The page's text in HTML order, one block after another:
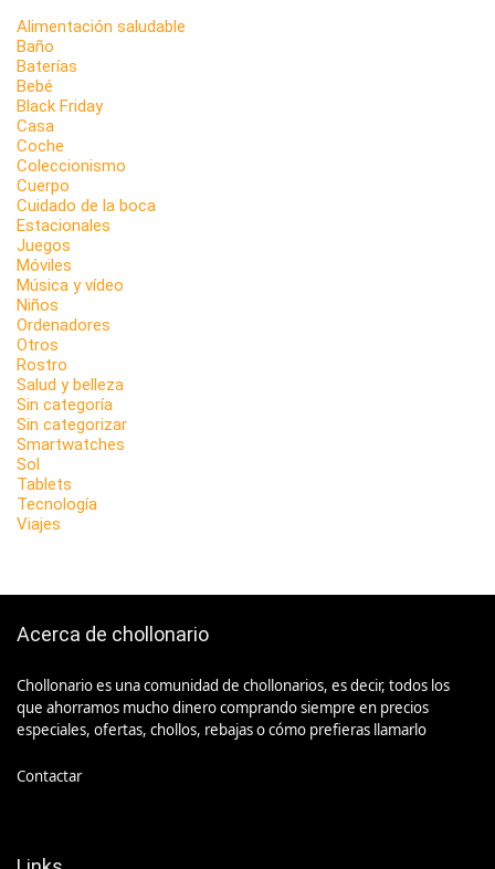
Alimentación saludable
Baño
Baterías
Bebé
Black Friday
Casa
Coche
Coleccionismo
Cuerpo
Cuidado de la boca
Estacionales
Juegos
Móviles
Música y vídeo
Niños
Ordenadores
Otros
Rostro
Salud y belleza
Sin categoría
Sin categorizar
Smartwatches
Sol
Tablets
Tecnología
Viajes
Acerca de chollonario
Chollonario es una comunidad de chollonarios, es decir, todos los
que ahorramos mucho dinero comprando siempre en precios
especiales, ofertas, chollos, rebajas o cómo prefieras llamarlo
Contactar